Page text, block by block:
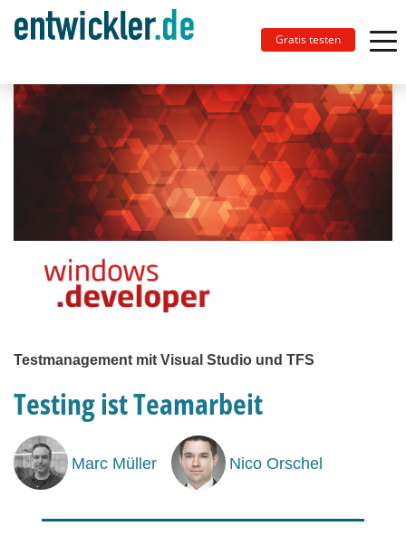
Gratis testen
Testmanagement mit Visual Studio und TFS
Testing ist Teamarbeit
Marc Müller Nico Orschel